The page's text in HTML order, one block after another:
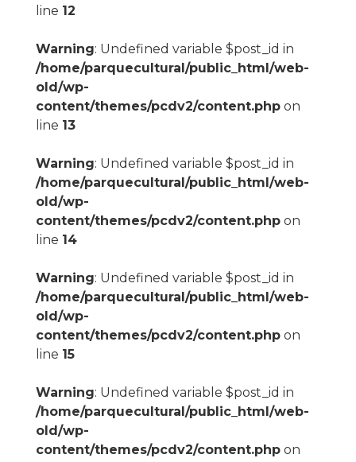
line 12
Warning: Undefined variable $post_id in
/home/parquecultural/public_html/web-
old/wp-
content/themes/pcdv2/content.phpon
line 13
Warning: Undefined variable $post_id in
/home/parquecultural/public_html/web-
old/wp-
content/themes/pcdv2/content.phpon
line 14
Warning: Undefined variable $post_id in
/home/parquecultural/public_html/web-
old/wp-
content/themes/pcdv2/content.phpon
line 15
Warning: Undefined variable $post_id in
/home/parquecultural/public_html/web-
old/wp-
content/themes/pcdv2/content.phpon